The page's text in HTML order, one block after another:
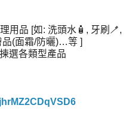
用品 [如: 洗頭水🧴, 牙刷🪥,
品(面霜/防曬)…等 ]
選各類型產品